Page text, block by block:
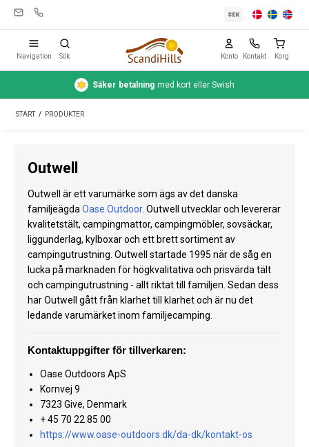
Campingutrustning
Tält
Reseutrustning
Bil & släp
Gas
Elartiklar
Väderstationer
Reservdelar
Erbjudanden
SEK
Navigation Sök Konto Kontakt Korg
Säker betalning med kort eller Swish
START / PRODUKTER
Outwell
Outwell är ett varumärke som ägs av det danska
familjeägda Oase Outdoor. Outwell utvecklar och levererar
kvalitetstält, campingmattor, campingmöbler, sovsäckar,
liggunderlag, kylboxar och ett brett sortiment av
campingutrustning. Outwell startade 1995 när de såg en
lucka på marknaden för högkvalitativa och prisvärda tält
och campingutrustning - allt riktat till familjen. Sedan dess
har Outwell gått från klarhet till klarhet och är nu det
ledande varumärket inom familjecamping.
Kontaktuppgifter för tillverkaren:
Oase Outdoors ApS
Kornvej 9
7323 Give, Denmark
+ 45 70 22 85 00
https://www.oase-outdoors.dk/da-dk/kontakt-os